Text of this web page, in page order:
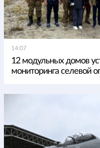
14:07
12 модульных домов
мониторинга селевой